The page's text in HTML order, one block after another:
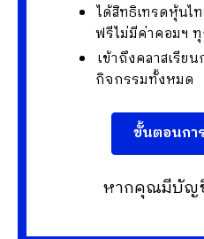
ได้สิทธิเทรดหุ้นไ
ฟรีไม่มีค่าคอมฯ
เข้าถึงคลาสเรีย
กิจกรรมทั้งหมด
ขั้นตอนกา
หากคุณมีบัญ